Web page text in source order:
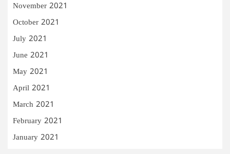
November 2021
October 2021
July 2021
June 2021
May 2021
April 2021
March 2021
February 2021
January 2021